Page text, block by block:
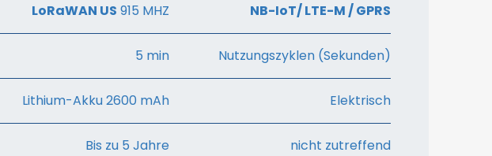
LoRaWAN US 915 MHZ NB-IoT/ LTE-M / GPRS
5 min Nutzungszyklen (Sekunden)
Lithium-Akku 2600 mAh Elektrisch
Bis zu 5 Jahre nicht zutreffend